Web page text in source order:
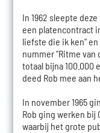
In 1962 sleepte
een platencontract
liefste die ik ken"
nummer "Ritme van
totaal bijna 100.000
deed Rob mee aan
In november 1965
Rob ging werken bij
waarbij het grote